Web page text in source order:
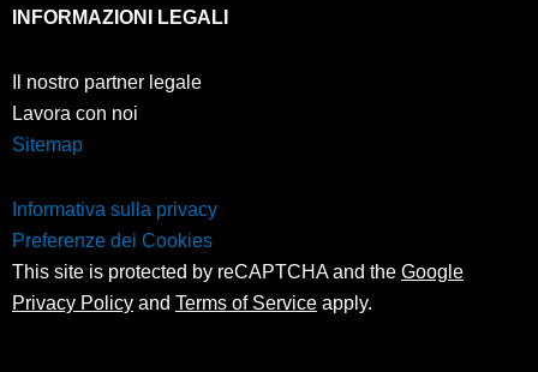
INFORMAZIONI LEGALI
Il nostro partner legale
Lavora con noi
Sitemap
Informativa sulla privacy
Preferenze dei Cookies
This site is protected by reCAPTCHA and the Google
Privacy Policy and Terms of Service apply.